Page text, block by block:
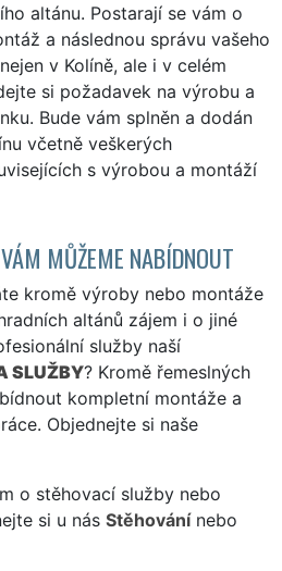
altánu. Postarají se vám o
a následnou správu vašeho
v Kolíně, ale i v celém
si požadavek na výrobu a
Bude vám splněn a dodán
včetně veškerých
s výrobou a montáží
MŮŽEME NABÍDNOUT
kromě výroby nebo montáže
altánů zájem i o jiné
služby naší
SLUŽBY? Kromě řemeslných
kompletní montáže a
Objednejte si naše
o stěhovací služby nebo
si u nás Stěhovánínebo